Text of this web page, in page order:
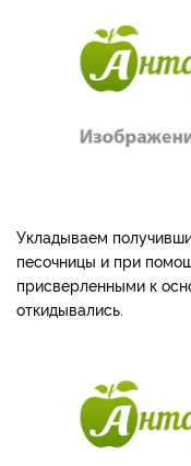
Укладываем
песочницы и при
присверленными к
откидывались.